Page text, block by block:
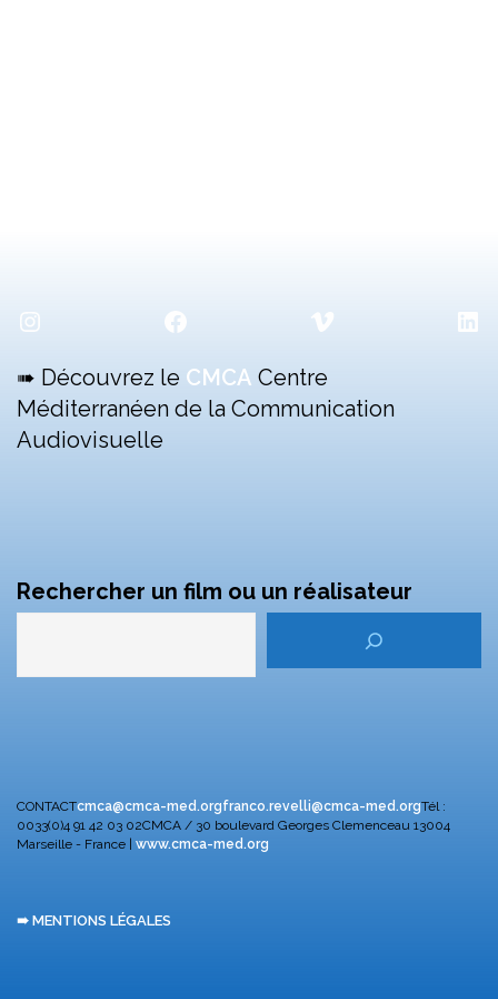
Instagram Facebook Vimeo
➠ Découvrez le CMCA Centre
Méditerranéen de la Communication
Audiovisuelle
Rechercher un film ou un réalisateur
CONTACTcmca@cmca-med.orgfranco.revelli@cmca-med.orgTél :
0033(0)4 91 42 03 02CMCA / 30 boulevard Georges Clemenceau 13004
Marseille - France | www.cmca-med.org
➠ MENTIONS LÉGALES